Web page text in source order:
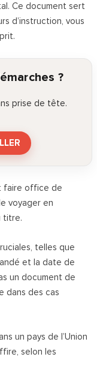
Ce document sert
d’instruction, vous
?
prise de tête.
faire office de
voyager en
titre.
telles que
et la date de
un document de
dans des cas
un pays de l’Union
selon les